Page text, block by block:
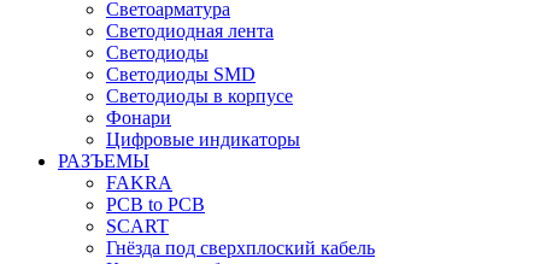
Светоарматура
Светодиодная лента
Светодиоды
Светодиоды SMD
Светодиоды в корпусе
Фонари
Цифровые индикаторы
РАЗЪЕМЫ
FAKRA
PCB to PCB
SCART
Гнёзда под сверхплоский кабель